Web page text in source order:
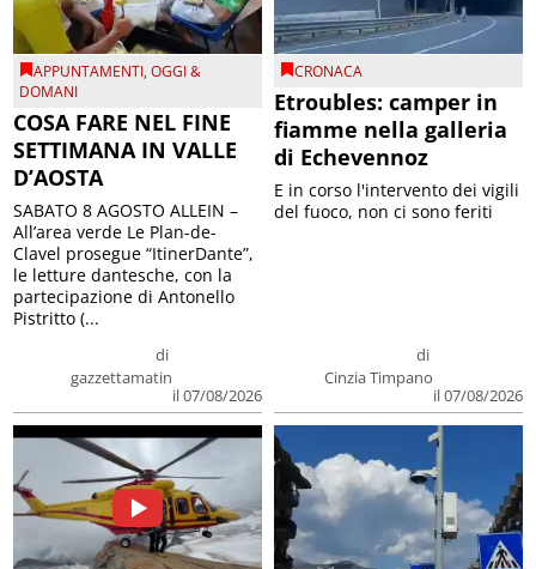
APPUNTAMENTI,OGGI &
DOMANI
COSA FARE NEL FINE
SETTIMANA IN VALLE
D’AOSTA
di
gazzettamatin
il 07/08/2026
SABATO 8 AGOSTO ALLEIN –
All’area verde Le Plan-de-
Clavel prosegue “ItinerDante”,
le letture dantesche, con la
partecipazione di Antonello
Pistritto (...
CRONACA
Etroubles: camper in
fiamme nella galleria
di Echevennoz
di
Cinzia Timpano
il 07/08/2026
E in corso l'intervento dei vigili
del fuoco, non ci sono feriti